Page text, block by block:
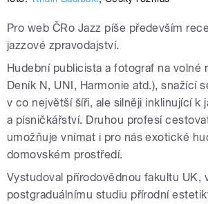
Pro web ČRo Jazz píše především
jazzové zpravodajství.
Hudební publicista a fotograf na volné
Deník N , UNI, Harmonie atd.), snažící
v co největší šíři, ale silněji inklinující k
a písničkářství. Druhou profesí
umožňuje vnímat i pro nás exotické
domovském prostředí.
Vystudoval přírodovědnou fakultu UK,
postgraduálnímu studiu přírodní